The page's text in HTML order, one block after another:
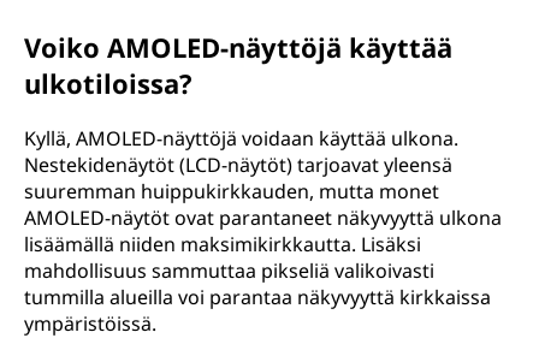
Voiko AMOLED-näyttöjä käyttää
ulkotiloissa?
Kyllä, AMOLED-näyttöjä voidaan käyttää ulkona.
Nestekidenäytöt (LCD-näytöt) tarjoavat yleensä
suuremman huippukirkkauden, mutta monet
AMOLED-näytöt ovat parantaneet näkyvyyttä ulkona
lisäämällä niiden maksimikirkkautta. Lisäksi
mahdollisuus sammuttaa pikseliä valikoivasti
tummilla alueilla voi parantaa näkyvyyttä kirkkaissa
ympäristöissä.